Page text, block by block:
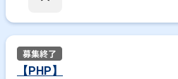
【PHP】